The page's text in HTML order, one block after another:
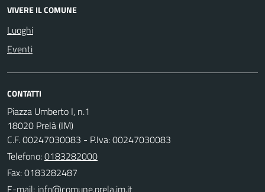
VIVERE IL COMUNE
Luoghi
Eventi
CONTATTI
Piazza Umberto I, n.1
18020 Prelà (IM)
C.F. 00247030083 - P.Iva: 00247030083
Telefono:0183282000
Fax: 0183282487
E-mail: